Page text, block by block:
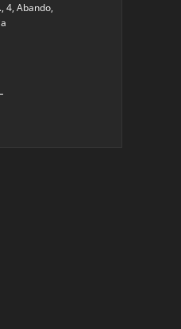
4, Abando,